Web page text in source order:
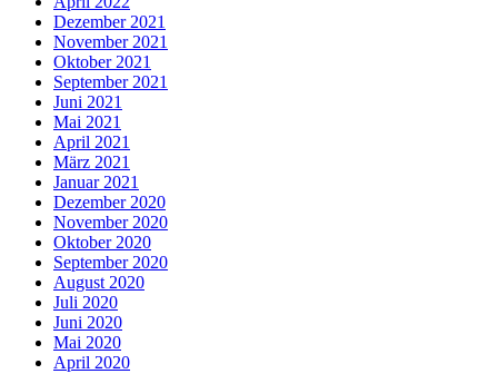
Dezember 2021
November 2021
Oktober 2021
September 2021
Juni 2021
Mai 2021
April 2021
März 2021
Januar 2021
Dezember 2020
November 2020
Oktober 2020
September 2020
August 2020
Juli 2020
Juni 2020
Mai 2020
April 2020